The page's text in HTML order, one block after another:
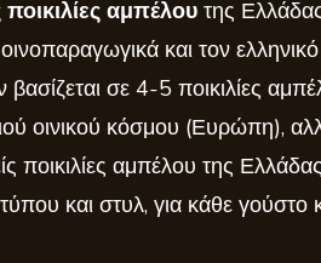
ποικιλίες αμπέλουτης Ελλάδας
οινοπαραγωγικά και τον
βασίζεται σε 4-5 ποικιλίες
οινικού κόσμου (Ευρώπη),
ποικιλίες αμπέλου της
και στυλ, για κάθε γούστο